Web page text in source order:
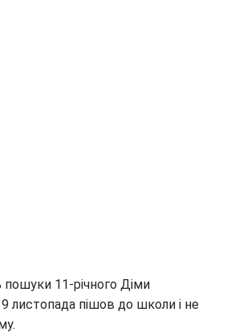
11-річного Діми
листопада пішов до школи і не